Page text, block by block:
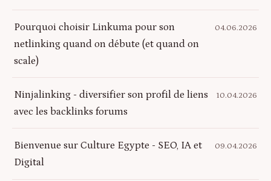
Pourquoi choisir Linkuma pour son
netlinking quand on débute (et quand on
scale)
04.06.2026
Ninjalinking - diversifier son profil de liens
avec les backlinks forums
10.04.2026
Bienvenue sur Culture Egypte - SEO, IA et
Digital
09.04.2026